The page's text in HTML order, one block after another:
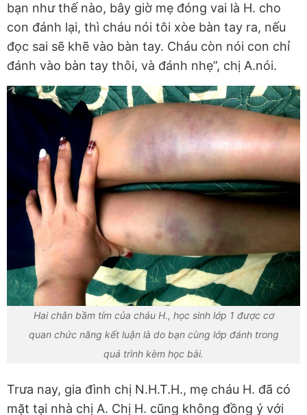
bạn như thế nào, bây giờ mẹ đóng vai là H. cho
con đánh lại, thì cháu nói tôi xòe bàn tay ra, nếu
đọc sai sẽ khẽ vào bàn tay. Cháu còn nói con chỉ
đánh vào bàn tay thôi, và đánh nhẹ”, chị A.nói.
Hai chân bầm tím của cháu H., học sinh lớp 1 được cơ
quan chức năng kết luận là do bạn cùng lớp đánh trong
quá trình kèm học bài.
Trưa nay, gia đình chị N.H.T.H., mẹ cháu H. đã có
mặt tại nhà chị A. Chị H. cũng không đồng ý với